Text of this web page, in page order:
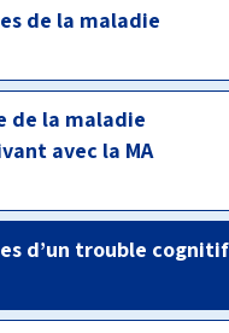
de la maladie
de la maladie
avec la MA
d’un trouble cognitif